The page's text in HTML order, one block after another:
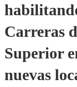
Carreras
Superior
nuevas